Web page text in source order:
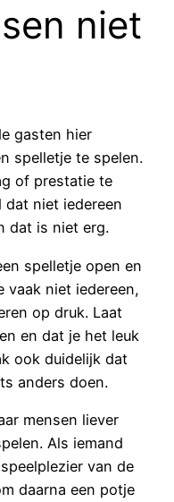
niet
gasten hier
spelletje te spelen.
of prestatie te
dat niet iedereen
dat is niet erg.
spelletje open en
vaak niet iedereen,
op druk. Laat
en dat je het leuk
ook duidelijk dat
anders doen.
mensen liever
Als iemand
van de
daarna een potje